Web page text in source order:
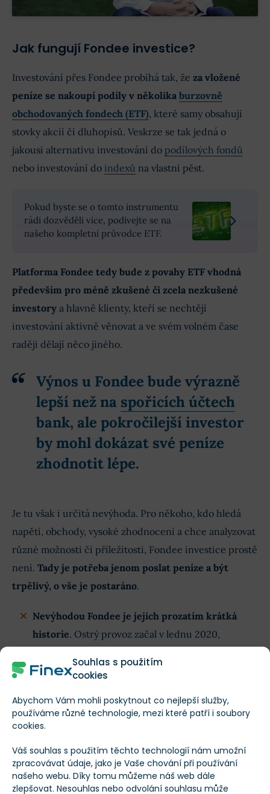
Souhlas s použitím
cookies
Abychom Vám mohli poskytnout co nejlepší služby,
používáme různé technologie, mezi které patří i soubory
cookies.
Váš souhlas s použitím těchto technologií nám umožní
zpracovávat údaje, jako je Vaše chování při používání
našeho webu. Díky tomu můžeme náš web dále
zlepšovat. Nesouhlas nebo odvolání souhlasu může
Jak fungují Fondee investice?
Investování přes Fondee probíhá tak, že za vložené
peníze se nakoupí podíly v několika burzovně
obchodovaných fondech (ETF), které samy obsahují
stovky akcií či dluhopisů. Veskrze se tak jedná o
jakousi alternativu investování do podílových fondů
nebo investování do indexů na vlastní pěst.
Pokud byste se o tomto instrumentu
rádi dozvěděli více, podívejte se na
našeho kompletní průvodce ETF.
Platforma Fondee tedy bude z povahy ETF vhodná
především pro méně zkušené či zcela nezkušené
investory a hlavně klienty, kteří se nechtějí
investování aktivně věnovat a ve svém volném čase
raději dělají něco jiného.
Výnos u Fondee bude výrazně
lepší než na spořicích účtech
bank, ale pokročilejší investor
by mohl dokázat své peníze
zhodnotit lépe.
Je tu však i určitá nevýhoda. Pro někoho, kdo hledá
napětí, obchody, vysoké zhodnocení a chce analyzovat
různé možnosti či příležitosti, Fondee investice prostě
není. Tady je potřeba jenom poslat peníze a být
trpělivý, o vše je postaráno.
Nevýhodou Fondee je jejich prozatím krátká
historie. Ostrý provoz začal v lednu 2020,
Fondee nějaký rok máme, ale pro vývoj investic
to je úplné minimum. K dispozici jsou ovšem
odhady.
Odhady však ale nebudou daleko od pravdy.
Investování přes Fondee funguje tak, že Klientovi je
nakoupeno portfolio sestávající z ETF, přičemž každé z